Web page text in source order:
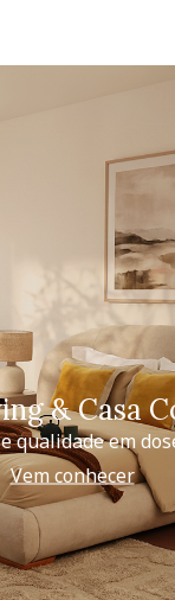
& Casa
qualidade em
Vem conhecer